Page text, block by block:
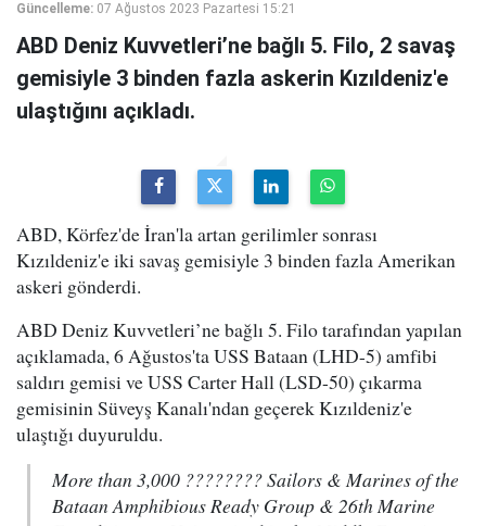
Güncelleme: 07 Ağustos 2023 Pazartesi 15:21
ABD Deniz Kuvvetleri’ne bağlı 5. Filo, 2 savaş
gemisiyle 3 binden fazla askerin Kızıldeniz'e
ulaştığını açıkladı.
ABD, Körfez'de İran'la artan gerilimler sonrası
Kızıldeniz'e iki savaş gemisiyle 3 binden fazla Amerikan
askeri gönderdi.
ABD Deniz Kuvvetleri’ne bağlı 5. Filo tarafından yapılan
açıklamada, 6 Ağustos'ta USS Bataan (LHD-5) amfibi
saldırı gemisi veUSS Carter Hall (LSD-50) çıkarma
gemisinin Süveyş Kanalı'ndan geçerek Kızıldeniz'e
ulaştığı duyuruldu.
More than 3,000 ???????? Sailors & Marines of the
Bataan Amphibious Ready Group & 26th Marine